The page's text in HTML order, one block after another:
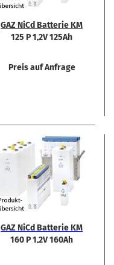
GAZ NiCd Bat­te­rie KM
125 P 1,2V 125Ah
Preis auf Anfrage
GAZ NiCd Bat­te­rie KM
160 P 1,2V 160Ah